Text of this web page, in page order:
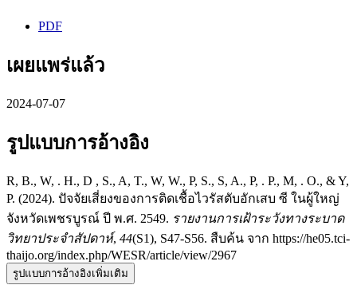
PDF
เผยแพร่แล้ว
2024-07-07
รูปแบบการอ้างอิง
R, B., W, . H., D , S., A, T., W, W., P, S., S, A., P, . P., M, . O., & Y,
P. (2024). ปัจจัยเสี่ยงของการติดเชื้อไวรัสตับอักเสบ ซี ในผู้ใหญ่
จังหวัดเพชรบูรณ์ ปี พ.ศ. 2549. รายงานการเฝ้าระวังทางระบาด
วิทยาประจำสัปดาห์, 44(S1), S47-S56. สืบค้น จาก https://he05.tci-
thaijo.org/index.php/WESR/article/view/2967
รูปแบบการอ้างอิงเพิ่มเติม